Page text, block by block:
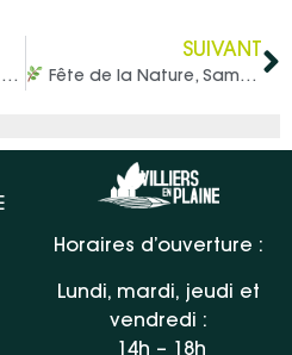
SUIVANT
Fête de la Nature, Samedi 24 Mai
Horaires d’ouverture :
Lundi, mardi, jeudi et
vendredi :
14h – 18h